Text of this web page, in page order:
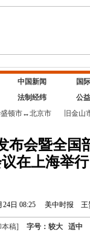
中国新闻
国
法制经纬
公
顿市↔北京市 旧金山
布会暨全
在上海举行
24日 08:25 美中时报 王
本稿] 字号： 较大 适中